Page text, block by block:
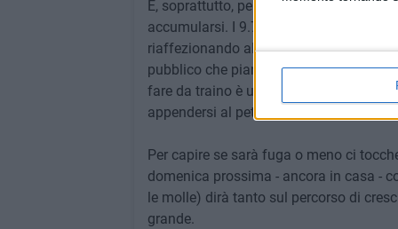
E, soprattutto, per chi non vuole
accumularsi. I 9.763 di Bari-Monopoli
riaffezionando al Bari; non era
pubblico che pian piano sta tornando
fare da traino è una bella medaglietta
appendersi al petto.
Per capire se sarà fuga o meno ci
domenica prossima - ancora in casa -
le molle) dirà tanto sul percorso di
grande.